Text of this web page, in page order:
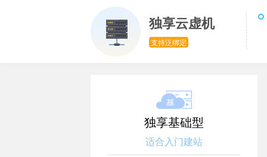
独享云虚机
支持泛绑定
独享基础型
适合入门建站